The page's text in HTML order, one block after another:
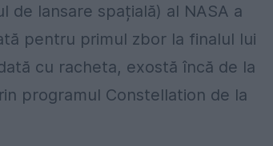
de lansare spațială) al NASA a
pentru primul zbor la finalul lui
cu racheta, exostă încă de la
programul Constellation de la